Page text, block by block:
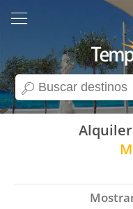
search